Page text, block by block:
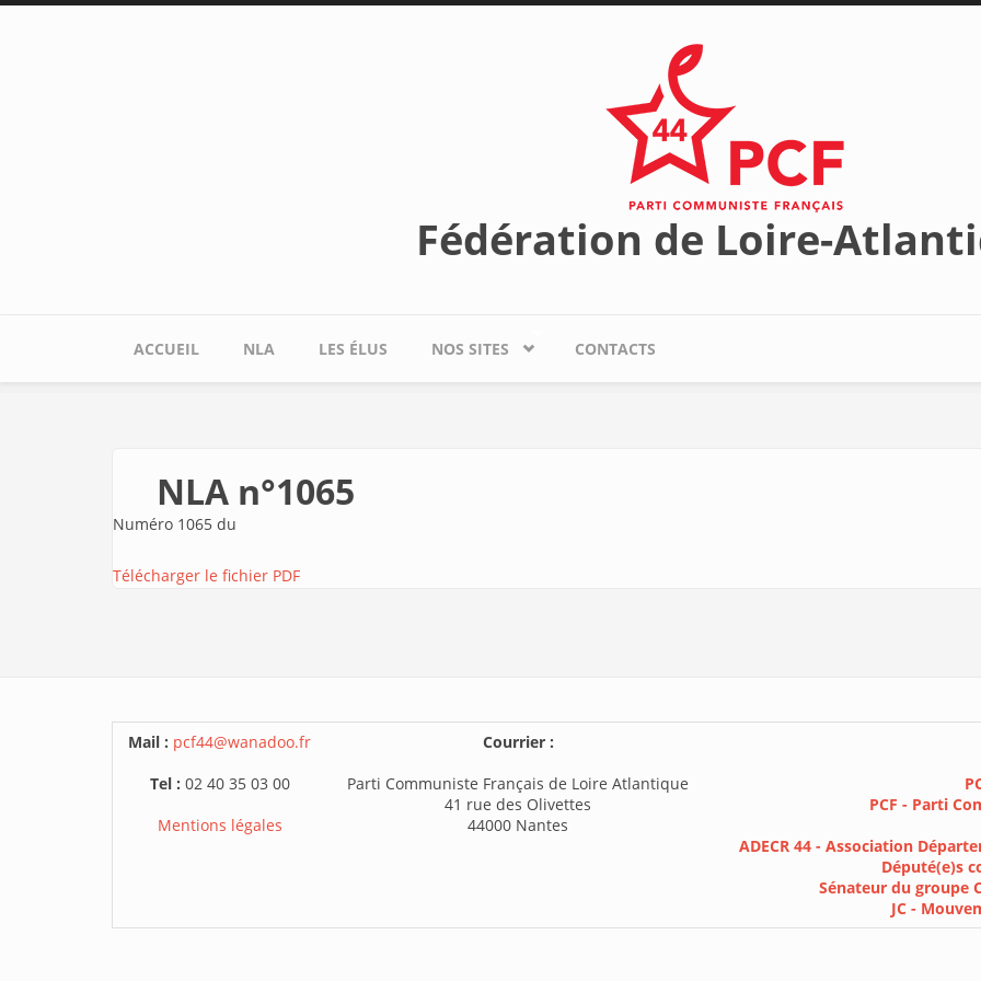
Aller au contenu principal
Fédération de Loire-
ACCUEIL NLA LES ÉLUS NOS SITES CONTACTS
NLA n°1065
Numéro 1065 du
Télécharger le fichier PDF
Mail : pcf44@wanadoo.fr
Tel : 02 40 35 03 00
Mentions légales
Courrier :
Parti Communiste Français de Loire Atlantique
41 rue des Olivettes
44000 Nantes
PCF - Parti
ADECR 44 - Association
Député(e)s
Sénateur du groupe
JC -